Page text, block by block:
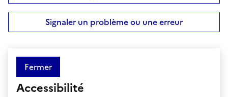
Signaler un problème ou une erreur
Fermer
Accessibilité